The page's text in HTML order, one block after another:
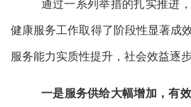
通过一系列举措的扎实推进
健康服务工作取得了阶段性显著成
服务能力实质性提升，社会效益逐步
一是服务供给大幅增加，有